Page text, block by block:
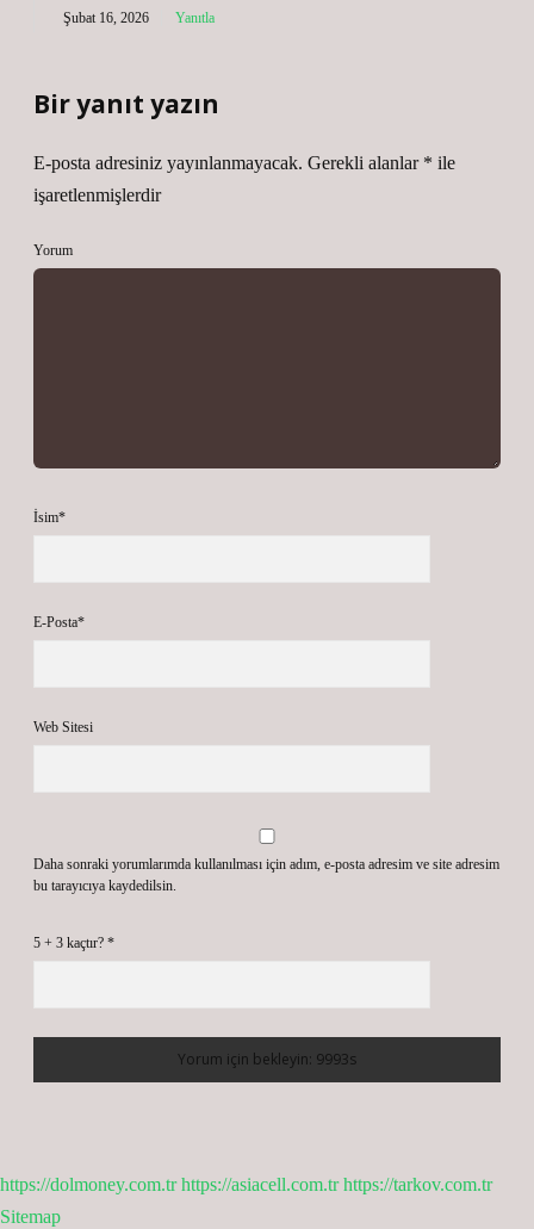
Şubat 16, 2026 Yanıtla
Bir yanıt yazın
E-posta adresiniz yayınlanmayacak. Gerekli alanlar * ile
işaretlenmişlerdir
Yorum
İsim*
E-Posta*
Web Sitesi
Daha sonraki yorumlarımda kullanılması için adım, e-posta adresim ve site adresim
bu tarayıcıya kaydedilsin.
5 + 3 kaçtır? *
https://dolmoney.com.tr https://asiacell.com.tr https://tarkov.com.tr
Sitemap